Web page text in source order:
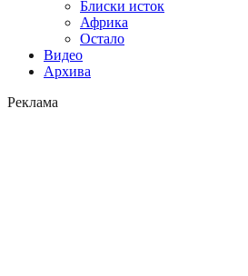
Блиски исток
Африка
Остало
Видео
Архива
Реклама